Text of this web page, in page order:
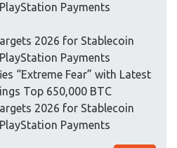
Payments
2026 for Stablecoin
Payments
“Extreme Fear” with Latest
Top 650,000 BTC
2026 for Stablecoin
Payments